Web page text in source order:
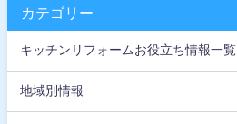
カテゴリー
キッチンリフォームお役立ち情報一覧
地域別情報